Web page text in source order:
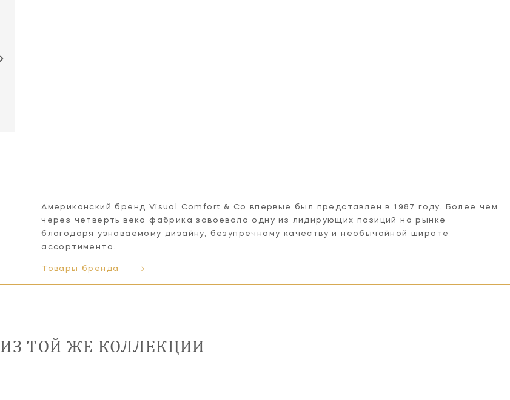
Американский бренд Visual Comfort & Co впервые был представлен в 1987 году. Более чем
через четверть века фабрика завоевала одну из лидирующих позиций на рынке
благодаря узнаваемому дизайну, безупречному качеству и необычайной широте
ассортимента.
Товары бренда
ИЗ ТОЙ ЖЕ КОЛЛЕКЦИИ